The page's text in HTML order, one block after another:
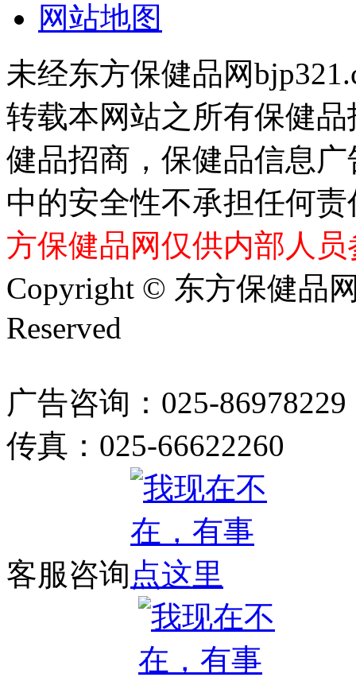
网站地图
未经东方保健品网
转载本网站之所有保健
健品招商，保健品信息
中的安全性不承担任何
方保健品网仅供内部人
Copyright © 东方保健品
Reserved
广告咨询：025-86978229
传真：025-66622260
客服咨询